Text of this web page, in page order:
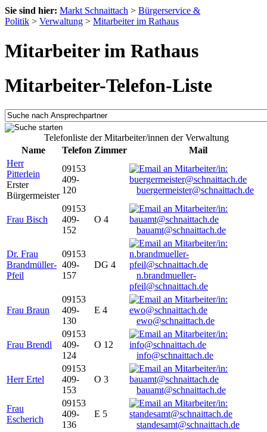
Sie sind hier: Markt Schnaittach > Bürgerservice &
Politik > Verwaltung > Mitarbeiter im Rathaus
Mitarbeiter im Rathaus
Mitarbeiter-Telefon-Liste
Telefonliste der Mitarbeiter/innen der Verwaltung
Name
Telefon Zimmer
Mail
Herr
Pitterlein
Erster
Bürgermeister
09153
409-
120
buergermeister@schnaittach.de
Frau Bisch
09153
409-
152
O 4
bauamt@schnaittach.de
Dr. Frau
Brandmüller-
Pfeil
09153
409-
157
DG 4
n.brandmueller-
pfeil@schnaittach.de
Frau Braun
09153
409-
130
E 4
ewo@schnaittach.de
Frau Brendl
09153
409-
124
O 12
info@schnaittach.de
Herr Ertel
09153
409-
153
O 3
bauamt@schnaittach.de
Frau
Escherich
09153
409-
136
E 5
standesamt@schnaittach.de